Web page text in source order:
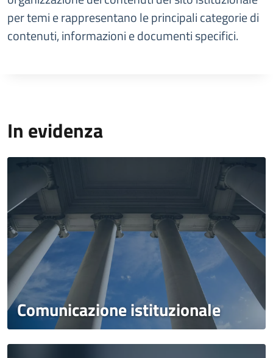
per temi e rappresentano le principali categorie di
contenuti, informazioni e documenti specifici.
In evidenza
Comunicazione istituzionale